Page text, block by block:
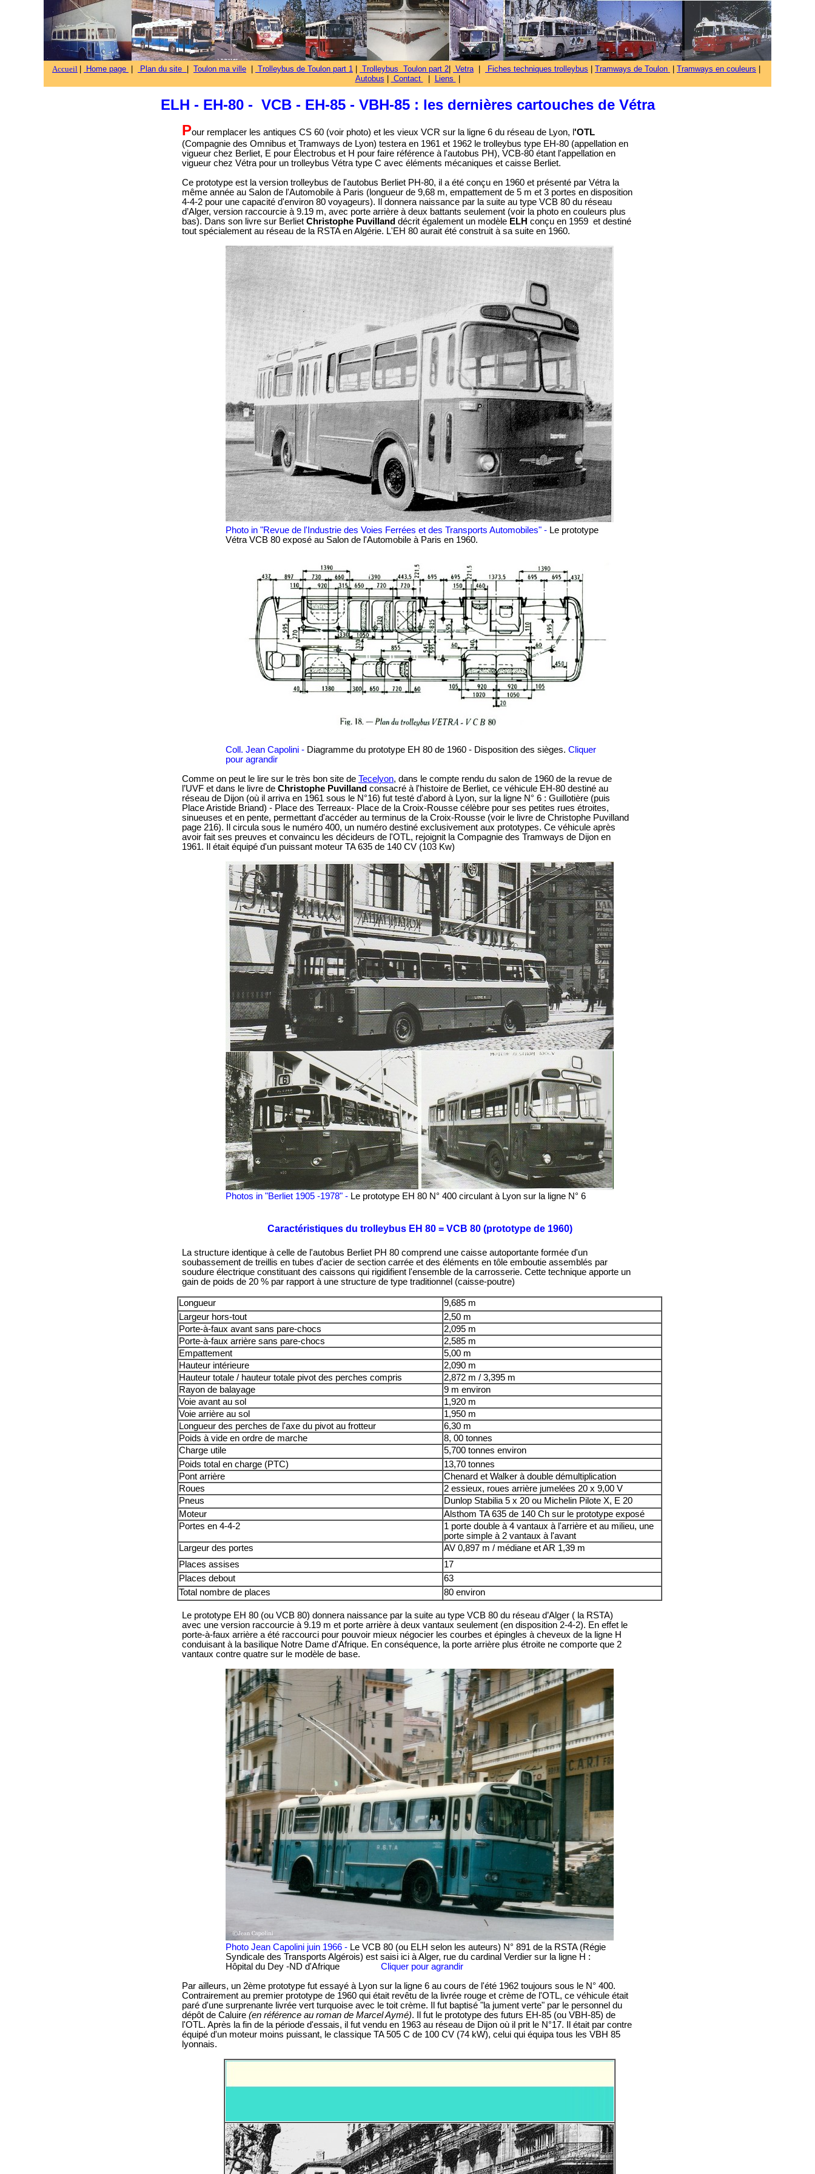
Accueil Home page Plan du site Toulon ma ville Trolleybus de Toulon part 1 Trolleybus Toulon part 2 Vetra| Fiches techniques trolleybus Tramways de Toulon Tramways en couleurs
Autobus
Contact Liens
ELH - EH-80 - VCB - EH-85 - VBH-85 : les dernières cartouches de Vétra
Pour remplacer les antiques CS 60 (voir photo) et les vieux VCR sur la ligne 6 du réseau de Lyon, l 'OTL
(Compagnie des Omnibus et Tramways de Lyon) testera en 1961 et 1962 le trolleybus type EH-80 (appellation en
vigueur chez Berliet, E pour Électrobus et H pour faire référence à l'autobus PH), VCB-80 étant l'appellation en
vigueur chez Vétra pour un trolleybus Vétra type C avec éléments mécaniques et caisse Berliet.
Ce prototype est la version trolleybus de l'autobus Berliet PH-80, il a été conçu en 1960 et présenté par Vétra la
même année au Salon de l'Automobile à Paris (longueur de 9,68 m, empattement de 5 m et 3 portes en disposition
4-4-2 pour une capacité d'environ 80 voyageurs). Il donnera naissance par la suite au type VCB 80 du réseau
d’Alger, version raccourcie à 9.19 m, avec porte arrière à deux battants seulement (voir la photo en couleurs plus
bas). Dans son livre sur Berliet Christophe Puvilland décrit également un modèle ELH conçu en 1959 et destiné
tout spécialement au réseau de la RSTA en Algérie. L'EH 80 aurait été construit à sa suite en 1960.
Photo in "Revue de l'Industrie des Voies Ferrées et des Transports Automobiles" - Le prototype
Vétra VCB 80 exposé au Salon de l'Automobile à Paris en 1960.
Coll. Jean Capolini - Diagramme du prototype EH 80 de 1960 - Disposition des sièges. Cliquer
pour agrandir
Comme on peut le lire sur le très bon site de Tecelyon, dans le compte rendu du salon de 1960 de la revue de
l’UVF et dans le livre de Christophe Puvilland consacré à l'histoire de Berliet, ce véhicule EH-80 destiné au
réseau de Dijon (où il arriva en 1961 sous le N°16) fut testé d'abord à Lyon, sur la ligne N° 6 : Guillotière (puis
Place Aristide Briand) - Place des Terreaux- Place de la Croix-Rousse célèbre pour ses petites rues étroites,
sinueuses et en pente, permettant d'accéder au terminus de la Croix-Rousse (voir le livre de Christophe Puvilland
page 216). Il circula sous le numéro 400, un numéro destiné exclusivement aux prototypes. Ce véhicule après
avoir fait ses preuves et convaincu les décideurs de l'OTL, rejoignit la Compagnie des Tramways de Dijon en
1961. Il était équipé d'un puissant moteur TA 635 de 140 CV (103 Kw)
Photos in "Berliet 1905 -1978" - Le prototype EH 80 N° 400 circulant à Lyon sur la ligne N° 6
Caractéristiques du trolleybus EH 80 = VCB 80 (prototype de 1960)
La structure identique à celle de l'autobus Berliet PH 80 comprend une caisse autoportante formée d'un
soubassement de treillis en tubes d'acier de section carrée et des éléments en tôle emboutie assemblés par
soudure électrique constituant des caissons qui rigidifient l'ensemble de la carrosserie. Cette technique apporte un
gain de poids de 20 % par rapport à une structure de type traditionnel (caisse-poutre)
Longueur
9,685 m
Largeur hors-tout
2,50 m
Porte-à-faux avant sans pare-chocs
2,095 m
Porte-à-faux arrière sans pare-chocs
2,585 m
Empattement
5,00 m
Hauteur intérieure
2,090 m
Hauteur totale / hauteur totale pivot des perches compris
2,872 m / 3,395 m
Rayon de balayage
9 m environ
Voie avant au sol
1,920 m
Voie arrière au sol
1,950 m
Longueur des perches de l'axe du pivot au frotteur
6,30 m
Poids à vide en ordre de marche
8, 00 tonnes
Charge utile
5,700 tonnes environ
Poids total en charge (PTC)
13,70 tonnes
Pont arrière
Chenard et Walker à double démultiplication
Roues
2 essieux, roues arrière jumelées 20 x 9,00 V
Pneus
Dunlop Stabilia 5 x 20 ou Michelin Pilote X, E 20
Moteur
Alsthom TA 635 de 140 Ch sur le prototype exposé
Portes en 4-4-2
1 porte double à 4 vantaux à l'arrière et au milieu, une
porte simple à 2 vantaux à l'avant
Largeur des portes
AV 0,897 m / médiane et AR 1,39 m
Places assises
17
Places debout
63
Total nombre de places
80 environ
Le prototype EH 80 (ou VCB 80) donnera naissance par la suite au type VCB 80 du réseau d’Alger ( la RSTA)
avec une version raccourcie à 9.19 m et porte arrière à deux vantaux seulement (en disposition 2-4-2). En effet le
porte-à-faux arrière a été raccourci pour pouvoir mieux négocier les courbes et épingles à cheveux de la ligne H
conduisant à la basilique Notre Dame d'Afrique. En conséquence, la porte arrière plus étroite ne comporte que 2
vantaux contre quatre sur le modèle de base.
Photo Jean Capolini juin 1966 - Le VCB 80 (ou ELH selon les auteurs) N° 891 de la RSTA (Régie
Syndicale des Transports Algérois) est saisi ici à Alger, rue du cardinal Verdier sur la ligne H :
Hôpital du Dey -ND d'Afrique Cliquer pour agrandir
Par ailleurs, un 2ème prototype fut essayé à Lyon sur la ligne 6 au cours de l'été 1962 toujours sous le N° 400.
Contrairement au premier prototype de 1960 qui était revêtu de la livrée rouge et crème de l'OTL, ce véhicule était
paré d'une surprenante livrée vert turquoise avec le toit crème. Il fut baptisé "la jument verte" par le personnel du
dépôt de Caluire (en référence au roman de Marcel Aymé). Il fut le prototype des futurs EH-85 (ou VBH-85) de
l'OTL. Après la fin de la période d'essais, il fut vendu en 1963 au réseau de Dijon où il prit le N°17. Il était par contre
équipé d'un moteur moins puissant, le classique TA 505 C de 100 CV (74 kW), celui qui équipa tous les VBH 85
lyonnais.